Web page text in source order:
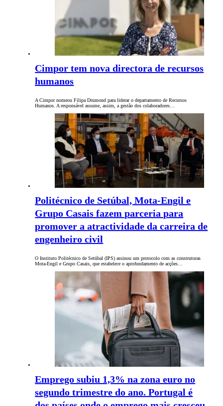
Cimpor tem nova directora de recursos
humanos
A Cimpor nomeou Filipa Drumond para liderar o departamento de Recursos
Humanos. A responsável assume, assim, a gestão dos colaboradores…
Politécnico de Setúbal, Mota-Engil e
Grupo Casais fazem parceria para
promover a atractividade da carreira de
engenheiro civil
O Instituto Politécnico de Setúbal (IPS) assinou um protocolo com as construtoras
Mota-Engil e Grupo Casais, que estabelece o aprofundamento de acções…
Emprego subiu 1,3% na zona euro no
segundo trimestre do ano. Portugal é